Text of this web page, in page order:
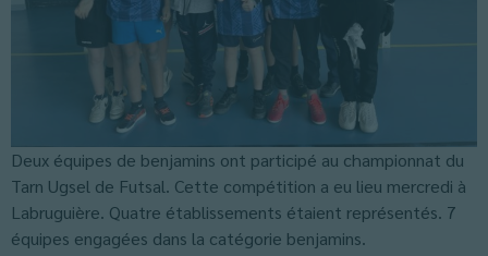
Deux équipes de benjamins ont participé au championnat du
Tarn Ugsel de Futsal. Cette compétition a eu lieu mercredi à
Labruguière. Quatre établissements étaient représentés. 7
équipes engagées dans la catégorie benjamins.